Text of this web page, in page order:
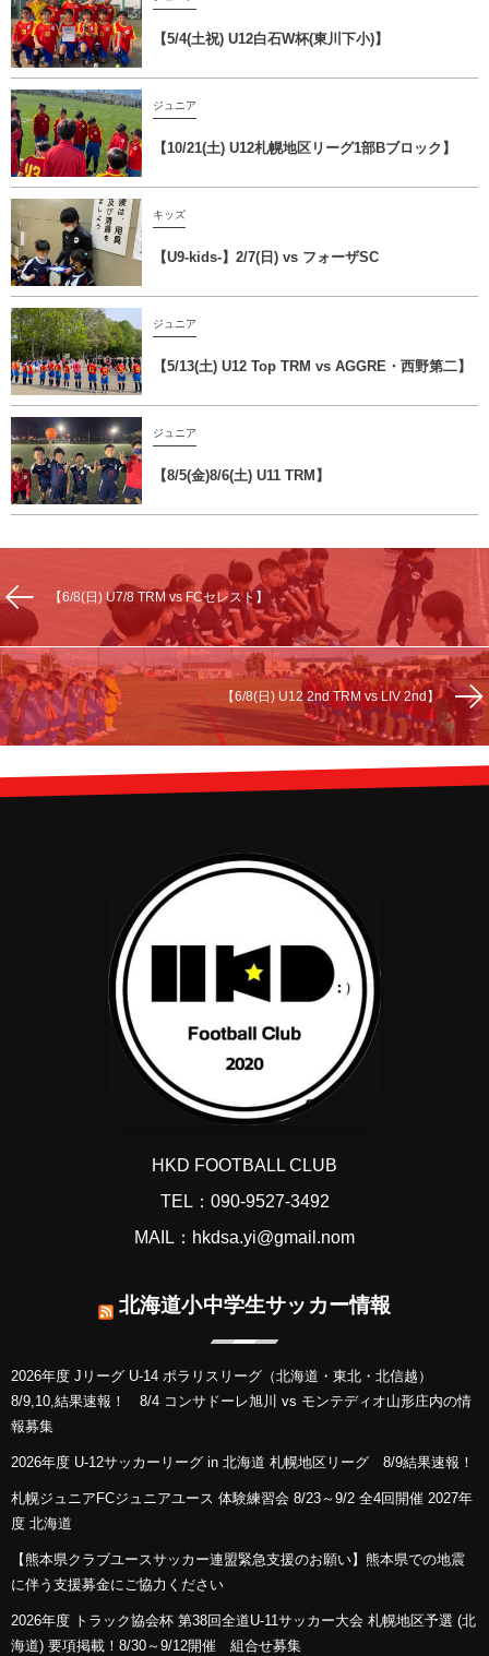
【5/4(土祝) U12白石W杯(東川下小)】
ジュニア
【10/21(土) U12札幌地区リーグ1部Bブロック】
キッズ
【U9-kids-】2/7(日) vs フォーザSC
ジュニア
【5/13(土) U12 Top TRM vs AGGRE・西野第二】
ジュニア
【8/5(金)8/6(土) U11 TRM】
【6/8(日) U7/8 TRM vs FCセレスト】
【6/8(日) U12 2nd TRM vs LIV 2nd】
HKD FOOTBALL CLUB
TEL：090-9527-3492
MAIL：hkdsa.yi@gmail.nom
北海道小中学生サッカー情報
2026年度 Jリーグ U-14 ポラリスリーグ（北海道・東北・北信越）
8/9,10,結果速報！ 8/4 コンサドーレ旭川 vs モンテディオ山形庄内の情
報募集
2026年度 U-12サッカーリーグ in 北海道 札幌地区リーグ 8/9結果速報！
札幌ジュニアFCジュニアユース 体験練習会 8/23～9/2 全4回開催 2027年
度 北海道
【熊本県クラブユースサッカー連盟緊急支援のお願い】熊本県での地震
に伴う支援募金にご協力ください
2026年度 トラック協会杯 第38回全道U-11サッカー大会 札幌地区予選 (北
海道) 要項掲載！8/30～9/12開催 組合せ募集